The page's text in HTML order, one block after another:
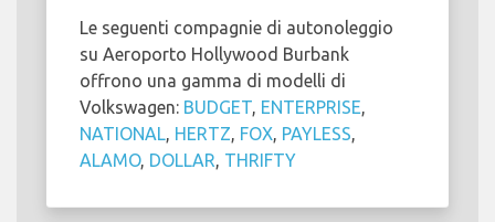
Le seguenti compagnie di autonoleggio
su Aeroporto Hollywood Burbank
offrono una gamma di modelli di
Volkswagen: BUDGET ENTERPRISE
NATIONAL
HERTZ FOX PAYLESS
ALAMO, DOLLAR THRIFTY